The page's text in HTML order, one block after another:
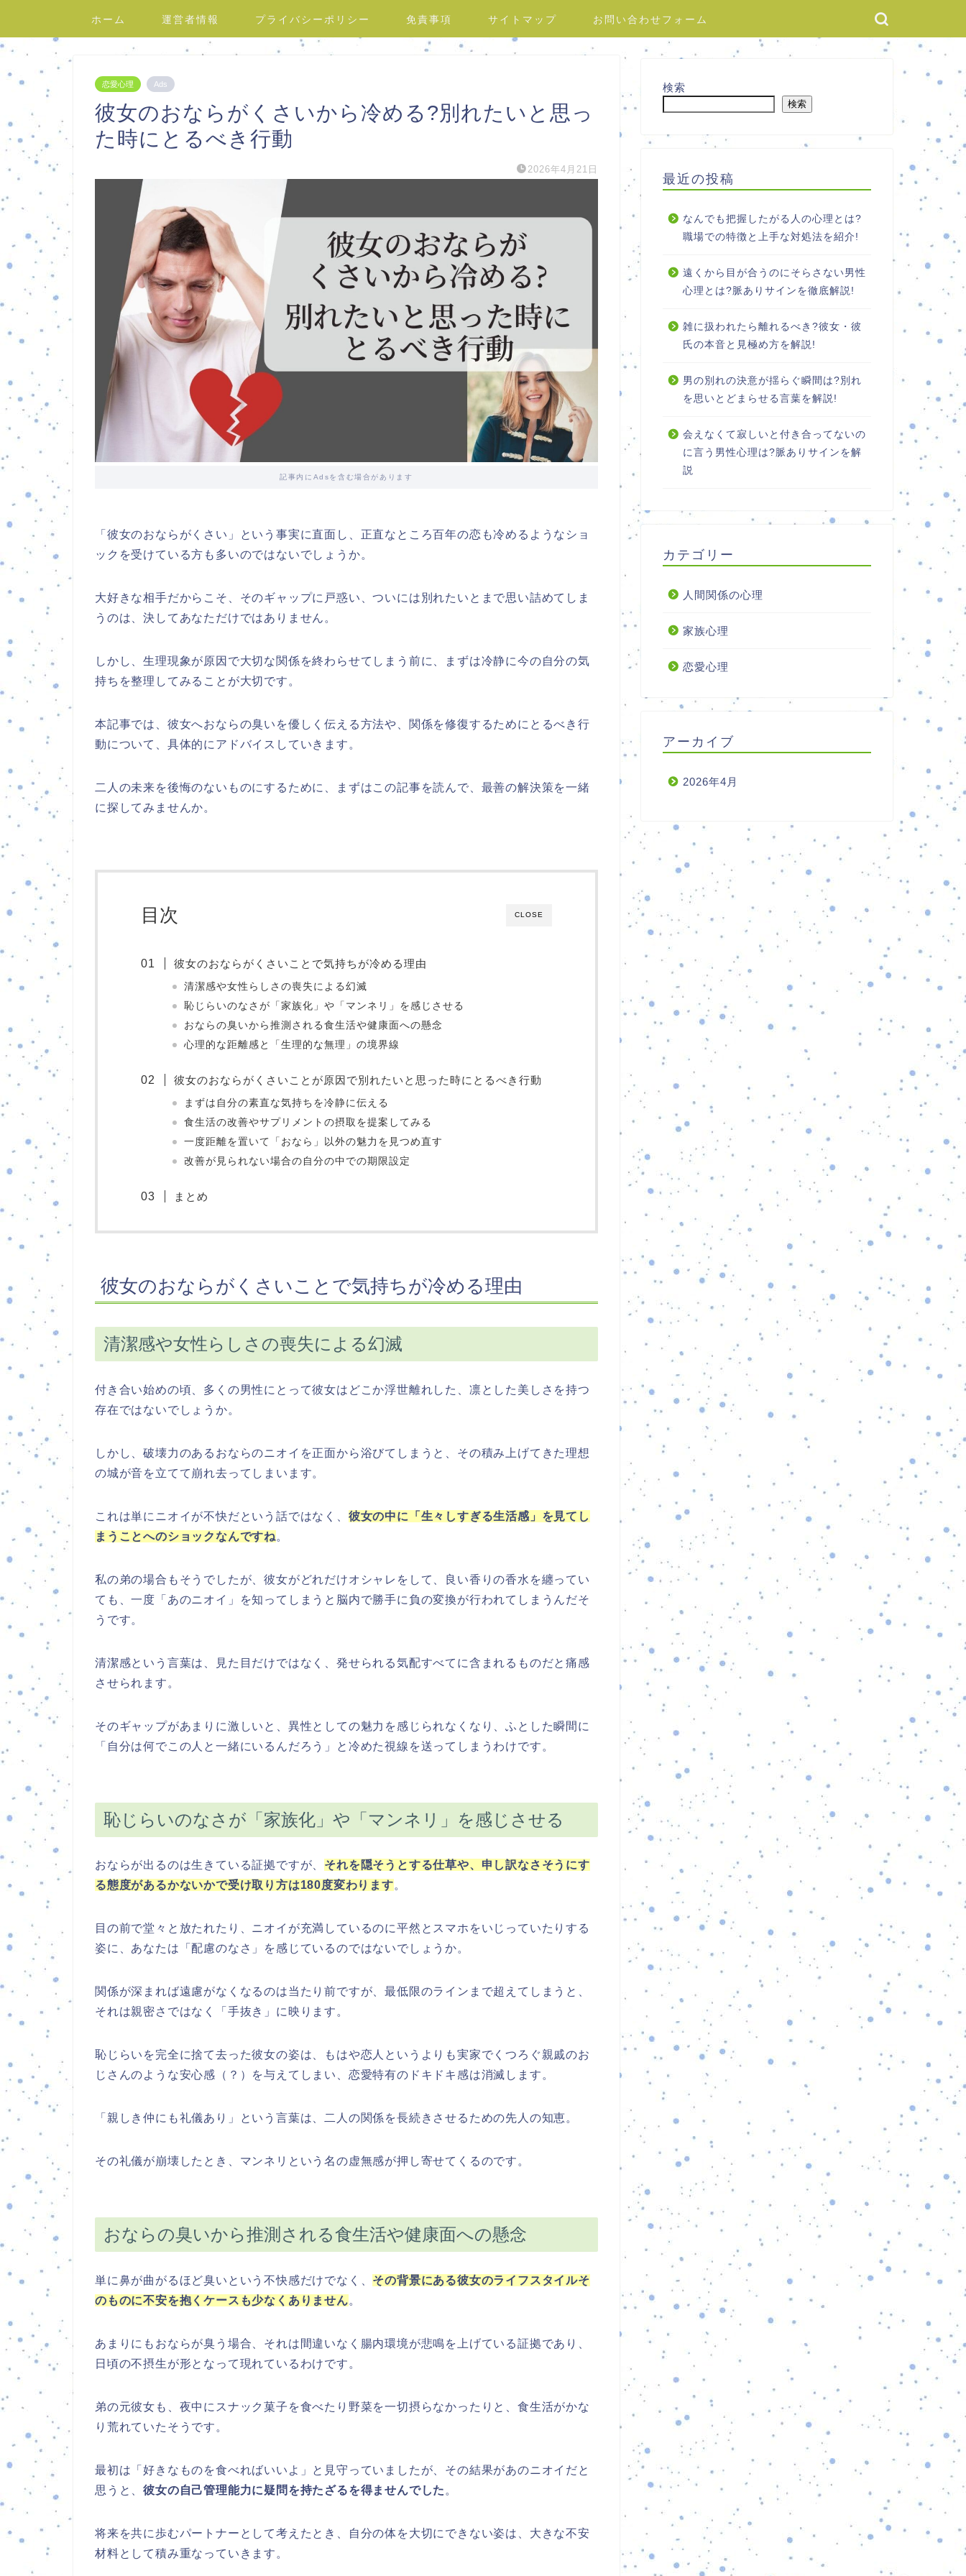
ホーム 運営者情報 プライバシーポリシー 免責事項 サイトマップ お問い合わせフォーム
恋愛心理 Ads
彼女のおならがくさいから冷める?別れたいと思っ
た時にとるべき行動
2026年4月21日
記事内にAdsを含む場合があります
「彼女のおならがくさい」という事実に直面し、正直なところ百年の恋も冷めるようなショ
ックを受けている方も多いのではないでしょうか。
大好きな相手だからこそ、そのギャップに戸惑い、ついには別れたいとまで思い詰めてしま
うのは、決してあなただけではありません。
しかし、生理現象が原因で大切な関係を終わらせてしまう前に、まずは冷静に今の自分の気
持ちを整理してみることが大切です。
本記事では、彼女へおならの臭いを優しく伝える方法や、関係を修復するためにとるべき行
動について、具体的にアドバイスしていきます。
二人の未来を後悔のないものにするために、まずはこの記事を読んで、最善の解決策を一緒
に探してみませんか。
CLOSE
目次
彼女のおならがくさいことで気持ちが冷める理由
清潔感や女性らしさの喪失による幻滅
恥じらいのなさが「家族化」や「マンネリ」を感じさせる
おならの臭いから推測される食生活や健康面への懸念
心理的な距離感と「生理的な無理」の境界線
彼女のおならがくさいことが原因で別れたいと思った時にとるべき行動
まずは自分の素直な気持ちを冷静に伝える
食生活の改善やサプリメントの摂取を提案してみる
一度距離を置いて「おなら」以外の魅力を見つめ直す
改善が見られない場合の自分の中での期限設定
まとめ
彼女のおならがくさいことで気持ちが冷める理由
清潔感や女性らしさの喪失による幻滅
付き合い始めの頃、多くの男性にとって彼女はどこか浮世離れした、凛とした美しさを持つ
存在ではないでしょうか。
しかし、破壊力のあるおならのニオイを正面から浴びてしまうと、その積み上げてきた理想
の城が音を立てて崩れ去ってしまいます。
これは単にニオイが不快だという話ではなく、 彼女の中に「生々しすぎる生活感」を見てし
まうことへのショックなんですね。
私の弟の場合もそうでしたが、彼女がどれだけオシャレをして、良い香りの香水を纏ってい
ても、一度「あのニオイ」を知ってしまうと脳内で勝手に負の変換が行われてしまうんだそ
うです。
清潔感という言葉は、見た目だけではなく、発せられる気配すべてに含まれるものだと痛感
させられます。
そのギャップがあまりに激しいと、異性としての魅力を感じられなくなり、ふとした瞬間に
「自分は何でこの人と一緒にいるんだろう」と冷めた視線を送ってしまうわけです。
恥じらいのなさが「家族化」や「マンネリ」を感じさせる
おならが出るのは生きている証拠ですが、 それを隠そうとする仕草や、申し訳なさそうにす
る態度があるかないかで受け取り方は180度変わります。
目の前で堂々と放たれたり、ニオイが充満しているのに平然とスマホをいじっていたりする
姿に、あなたは「配慮のなさ」を感じているのではないでしょうか。
関係が深まれば遠慮がなくなるのは当たり前ですが、最低限のラインまで超えてしまうと、
それは親密さではなく「手抜き」に映ります。
恥じらいを完全に捨て去った彼女の姿は、もはや恋人というよりも実家でくつろぐ親戚のお
じさんのような安心感（？）を与えてしまい、恋愛特有のドキドキ感は消滅します。
「親しき仲にも礼儀あり」という言葉は、二人の関係を長続きさせるための先人の知恵。
その礼儀が崩壊したとき、マンネリという名の虚無感が押し寄せてくるのです。
おならの臭いから推測される食生活や健康面への懸念
単に鼻が曲がるほど臭いという不快感だけでなく、 その背景にある彼女のライフスタイルそ
のものに不安を抱くケースも少なくありません。
あまりにもおならが臭う場合、それは間違いなく腸内環境が悲鳴を上げている証拠であり、
日頃の不摂生が形となって現れているわけです。
弟の元彼女も、夜中にスナック菓子を食べたり野菜を一切摂らなかったりと、食生活がかな
り荒れていたそうです。
最初は「好きなものを食べればいいよ」と見守っていましたが、その結果があのニオイだと
思うと、彼女の自己管理能力に疑問を持たざるを得ませんでした 。
将来を共に歩むパートナーとして考えたとき、自分の体を大切にできない姿は、大きな不安
材料として積み重なっていきます。
検索
検索
最近の投稿
なんでも把握したがる人の心理とは?
職場での特徴と上手な対処法を紹介!
遠くから目が合うのにそらさない男性
心理とは?脈ありサインを徹底解説!
雑に扱われたら離れるべき?彼女・彼
氏の本音と見極め方を解説!
男の別れの決意が揺らぐ瞬間は?別れ
を思いとどまらせる言葉を解説!
会えなくて寂しいと付き合ってないの
に言う男性心理は?脈ありサインを解
説
カテゴリー
人間関係の心理
家族心理
恋愛心理
アーカイブ
2026年4月